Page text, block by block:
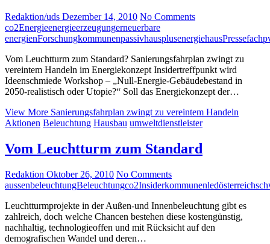
Redaktion/uds Dezember 14, 2010 No Comments
co2Energieenergieerzeugungerneuerbare
energienForschungkommunenpassivhausplusenergiehausPressefach
Vom Leuchtturm zum Standard? Sanierungsfahrplan zwingt zu
vereintem Handeln im Energiekonzept Insidertreffpunkt wird
Ideenschmiede Workshop – „Null-Energie-Gebäudebestand in
2050-realistisch oder Utopie?“ Soll das Energiekonzept der…
View More Sanierungsfahrplan zwingt zu vereintem Handeln
Aktionen Beleuchtung Hausbau umweltdienstleister
Vom Leuchtturm zum Standard
Redaktion Oktober 26, 2010 No Comments
aussenbeleuchtungBeleuchtungco2Insiderkommunenledösterreich
Leuchtturmprojekte in der Außen-und Innenbeleuchtung gibt es
zahlreich, doch welche Chancen bestehen diese kostengünstig,
nachhaltig, technologieoffen und mit Rücksicht auf den
demografischen Wandel und deren…